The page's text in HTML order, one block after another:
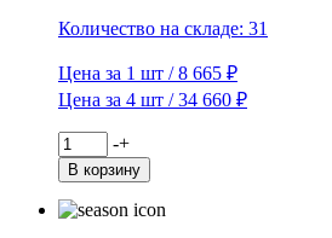
Количество на складе: 31
Цена за 1 шт / 8 665 ₽
Цена за 4 шт / 34 660 ₽
Количество
товара
Viatti
195/70R15C
-+
В корзину